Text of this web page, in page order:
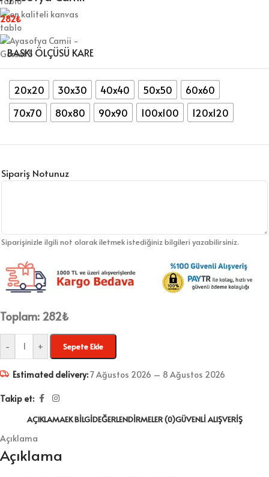
282₺
BASKI ÖLÇÜSÜ KARE
20x20 30x30 40x40 50x50
60x60
70x70
80x80 90x90 100x100 120x120
Sipariş Notunuz
Siparişinizle ilgili not olarak iletmek istediğiniz bilgileri yazabilirsiniz.
Toplam: 282₺
- + Sepete Ekle
Estimated delivery:7 Ağustos 2026 – 8 Ağustos 2026
Takip et:
AÇIKLAMAEK BILGIDEĞERLENDIRMELER (0)GÜVENLI ALIŞVERIŞ
Açıklama
Açıklama